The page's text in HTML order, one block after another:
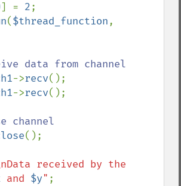
] = 2;
($thread_function
data from channel
->recv();
->recv();
channel
();
received by the
and $y" ;